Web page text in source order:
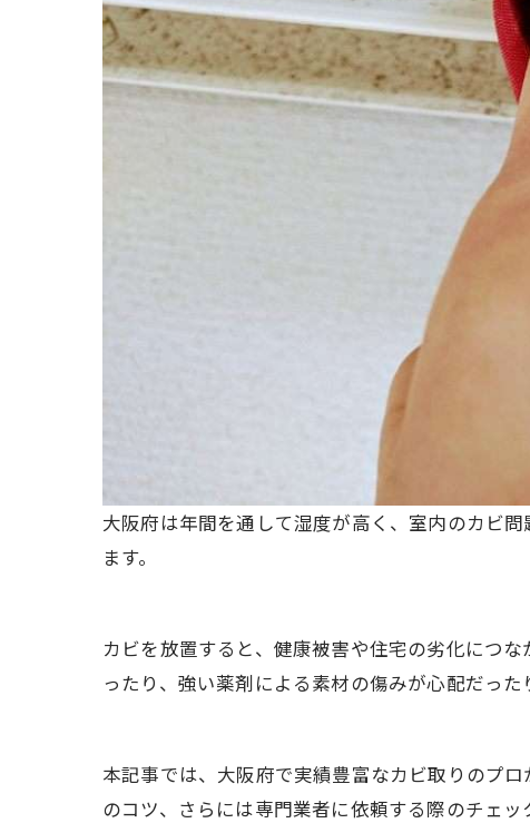
大阪府は年間を通して湿度が高く、室内のカビ
ます。
カビを放置すると、健康被害や住宅の劣化につ
ったり、強い薬剤による素材の傷みが心配だっ
本記事では、大阪府で実績豊富なカビ取りのプ
のコツ、さらには専門業者に依頼する際のチェ